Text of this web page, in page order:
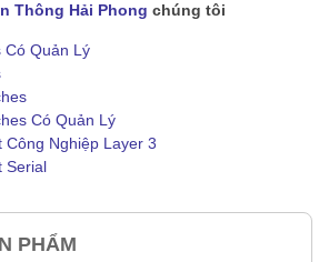
Thông Hải Phong chúng tôi
Có Quản Lý
Có Quản Lý
Công Nghiệp Layer 3
Serial
PHẨM